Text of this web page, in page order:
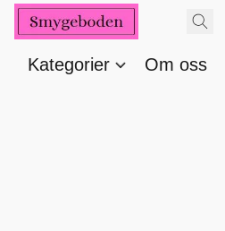
Kategorier Om oss